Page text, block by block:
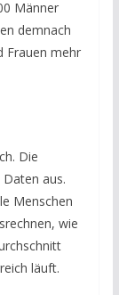
Männer
demnach
Frauen mehr
Die
aus.
Menschen
wie
läuft.